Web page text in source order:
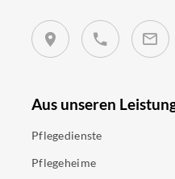
Aus unseren
Pflegedienste
Pflegeheime